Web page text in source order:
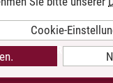
BARRIEREFREIHEIT
Cookie-